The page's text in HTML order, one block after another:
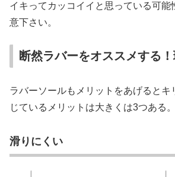
イキってカッコイイと思っている可能
意下さい。
断然ラバーをオススメする
ラバーソールもメリットをあげるとキ
じているメリットは大きくは3つある。
滑りにくい